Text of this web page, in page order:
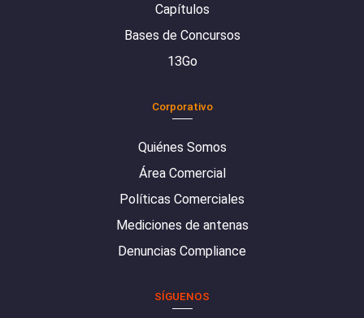
Capítulos
Bases de Concursos
13Go
Corporativo
Quiénes Somos
Área Comercial
Políticas Comerciales
Mediciones de antenas
Denuncias Compliance
SÍGUENOS